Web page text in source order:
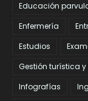
Educación
Enfermería
Estudios
Gestión turística y
Infografías